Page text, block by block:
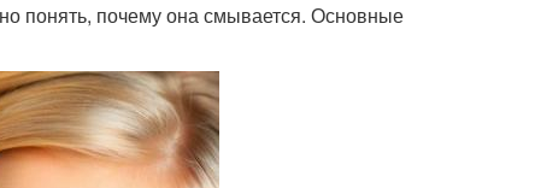
понять, почему она смывается. Основные